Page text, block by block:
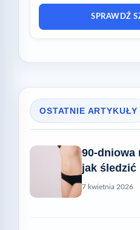
SPRAWDŹ
OSTATNIE ARTYKUŁY
90-dniowa
jak śledzić
7 kwietnia 2026